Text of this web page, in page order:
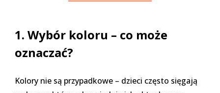
1. Wybór koloru – co może
oznaczać?
Kolory nie są przypadkowe – dzieci często sięgają